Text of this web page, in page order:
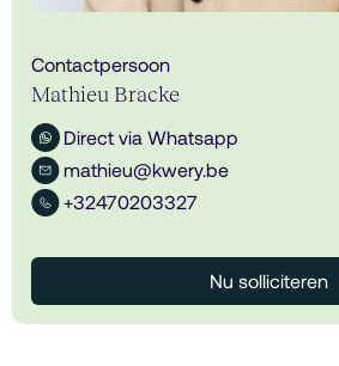
Contactpersoon
Mathieu Bracke
Direct via Whatsapp
mathieu@kwery.be
+32470203327
Nu solliciteren